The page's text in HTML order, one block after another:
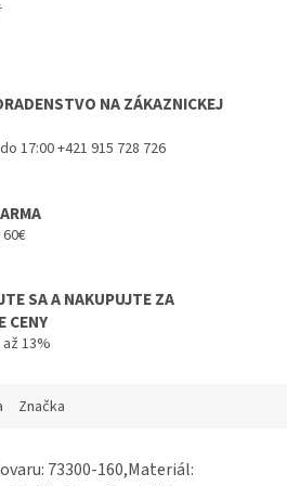
NA ZÁKAZNICKEJ
17:00 +421 915 728 726
SA A NAKUPUJTE ZA
CENY
13%
Značka
73300-160,Materiál: